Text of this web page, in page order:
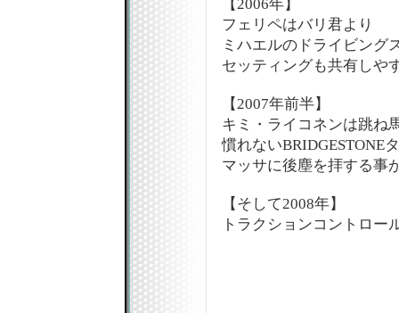
【2006年】
フェリペはバリ君より
ミハエルのドライビング
セッティングも共有しや
【2007年前半】
キミ・ライコネンは跳ね
慣れないBRIDGESTONE
マッサに後塵を拝する事
【そして2008年】
トラクションコントロー